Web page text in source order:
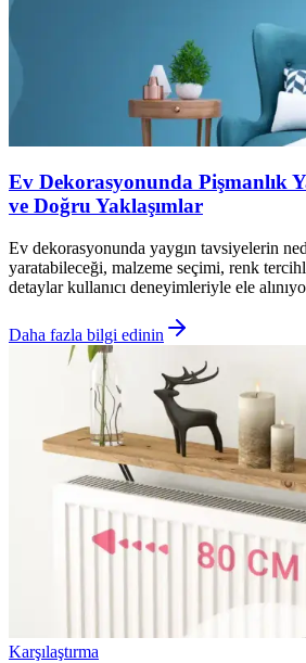
Ev Dekorasyonunda Pişmanlık
ve Doğru Yaklaşımlar
Ev dekorasyonunda yaygın tavsiyelerin
yaratabileceği, malzeme seçimi, renk
detaylar kullanıcı deneyimleriyle ele
Daha fazla bilgi edinin
Karşılaştırma